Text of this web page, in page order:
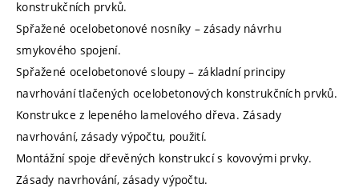
konstrukčních prvků.
Spřažené ocelobetonové nosníky – zásady návrhu
smykového spojení.
Spřažené ocelobetonové sloupy – základní principy
navrhování tlačených ocelobetonových konstrukčních prvků.
Konstrukce z lepeného lamelového dřeva. Zásady
navrhování, zásady výpočtu, použití.
Montážní spoje dřevěných konstrukcí s kovovými prvky.
Zásady navrhování, zásady výpočtu.